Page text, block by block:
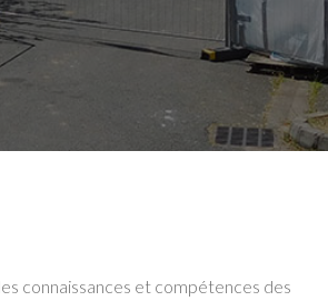
connaissances et compétences des